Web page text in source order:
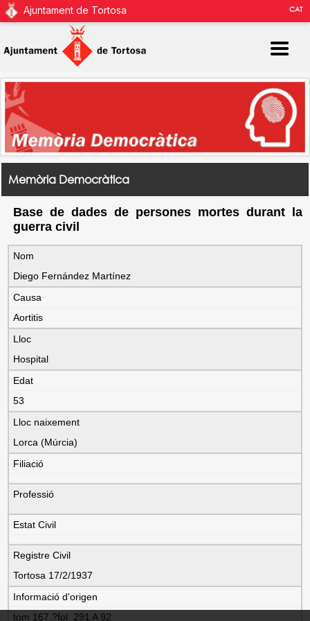
Ajuntament de Tortosa CAT
Memòria Democràtica
Base de dades de persones mortes durant la
guerra civil
Nom
Diego Fernández Martínez
Causa
Aortitis
Lloc
Hospital
Edat
53
Lloc naixement
Lorca (Múrcia)
Filiació
Professió
Estat Civil
Registre Civil
Tortosa 17/2/1937
Informació d'origen
tom 167 ?fol. 291 A 92